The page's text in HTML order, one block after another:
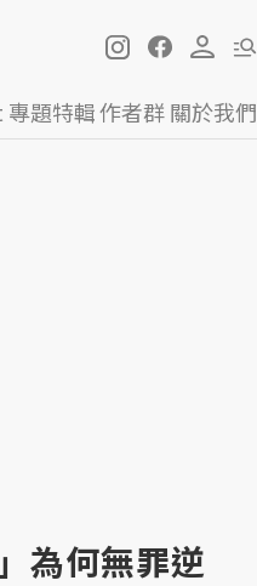
專題特輯作者群關於我們
為何無罪逆